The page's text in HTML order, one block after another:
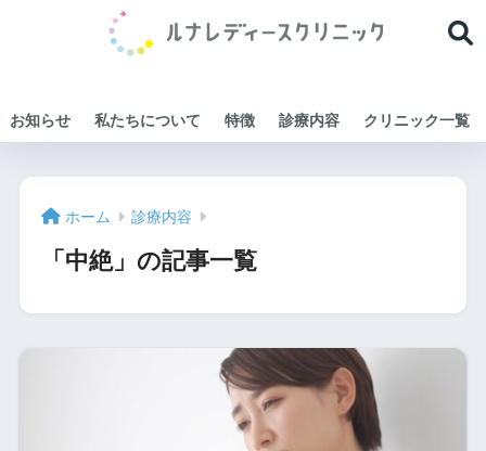
お知らせ 私たちについて 特徴 診療内容 クリニック一覧
ホーム 診療内容
「中絶」の記事一覧